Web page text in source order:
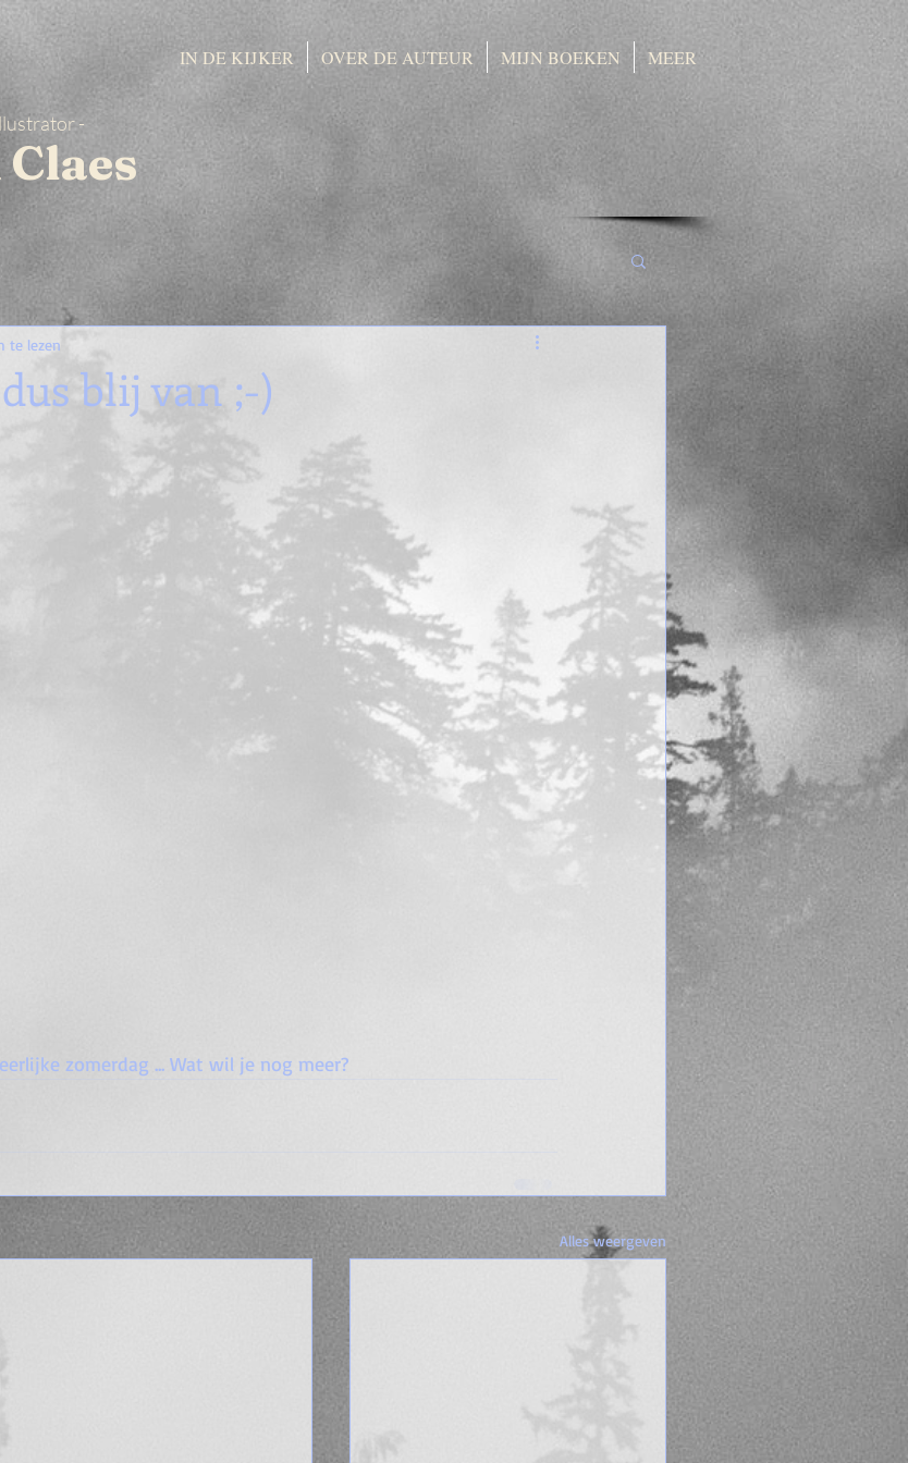
IN DE KIJKER OVER DE AUTEUR MIJN BOEKEN MEER
-
blij van ;-)
te lezen
zomerdag ... Wat wil je nog meer?
Alles weergeven